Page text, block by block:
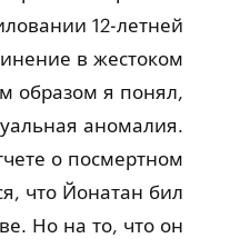
12-летней
в жестоком
образом я понял,
аномалия.
о посмертном
что Йонатан бил
Но на то, что он